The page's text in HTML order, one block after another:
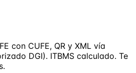
con CUFE, QR y XML vía
DGI). ITBMS calculado. Te